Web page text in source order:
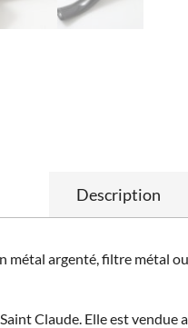
Description
métal argenté, filtre métal
Claude. Elle est vendue